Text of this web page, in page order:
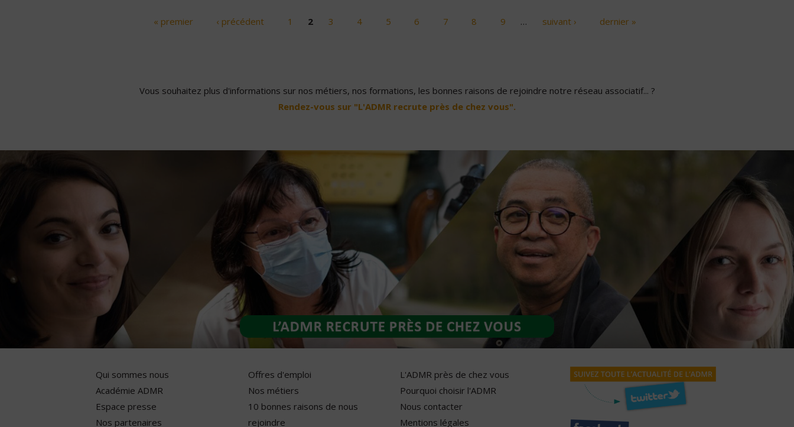
« premier ‹ précédent 1 2 3 4 5 6 7 8 9 … suivant › dernier »
Vous souhaitez plus d'informations sur nos métiers, nos formations, les bonnes raisons de rejoindre notre réseau associatif... ?
Rendez-vous sur "L'ADMR recrute près de chez vous".
Qui sommes nous
Académie ADMR
Espace presse
Nos partenaires
Offres d'emploi
Nos métiers
10 bonnes raisons de nous
rejoindre
L'ADMR près de chez vous
Pourquoi choisir l'ADMR
Nous contacter
Mentions légales